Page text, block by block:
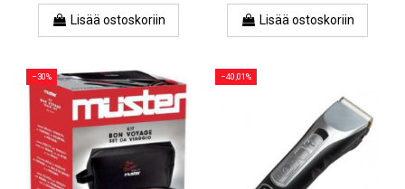
Lisää ostoskoriin
Lisää ostoskoriin
−30% −40,01%